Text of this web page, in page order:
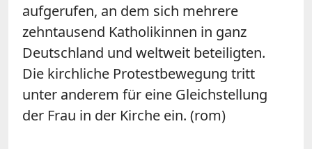
aufgerufen, an dem sich mehrere
zehntausend Katholikinnen in ganz
Deutschland und weltweit beteiligten.
Die kirchliche Protestbewegung tritt
unter anderem für eine Gleichstellung
der Frau in der Kirche ein. (rom)